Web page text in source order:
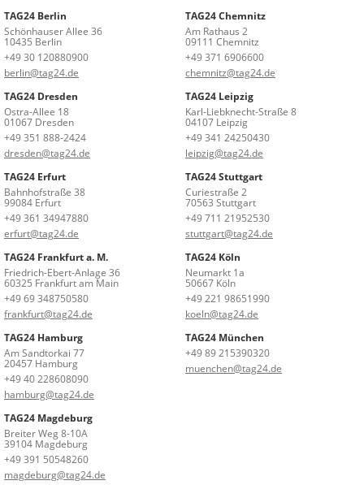
TAG24 Berlin
Schönhauser Allee 36
10435 Berlin
+49 30 120880900
berlin@tag24.de
TAG24 Chemnitz
Am Rathaus 2
09111 Chemnitz
+49 371 6906600
chemnitz@tag24.de
TAG24 Dresden
Ostra-Allee 18
01067 Dresden
+49 351 888-2424
dresden@tag24.de
TAG24 Leipzig
Karl-Liebknecht-Straße 8
04107 Leipzig
+49 341 24250430
leipzig@tag24.de
TAG24 Erfurt
Bahnhofstraße 38
99084 Erfurt
+49 361 34947880
erfurt@tag24.de
TAG24 Stuttgart
Curiestraße 2
70563 Stuttgart
+49 711 21952530
stuttgart@tag24.de
TAG24 Frankfurt a. M.
Friedrich-Ebert-Anlage 36
60325 Frankfurt am Main
+49 69 348750580
frankfurt@tag24.de
TAG24 Köln
Neumarkt 1a
50667 Köln
+49 221 98651990
koeln@tag24.de
TAG24 Hamburg
Am Sandtorkai 77
20457 Hamburg
+49 40 228608090
hamburg@tag24.de
TAG24 München
+49 89 215390320
muenchen@tag24.de
TAG24 Magdeburg
Breiter Weg 8-10A
39104 Magdeburg
+49 391 50548260
magdeburg@tag24.de